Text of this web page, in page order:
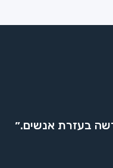
בעזרת אנשים.״